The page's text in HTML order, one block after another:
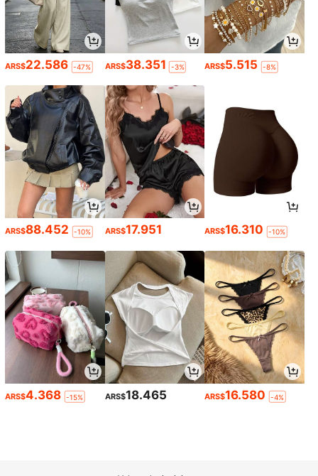
ARS$22.586 -47% ARS$38.351 -3% ARS$5.515 -8%
ARS$88.452 -10% ARS$17.951 ARS$16.310 -10%
ARS$4.368 -15% ARS$18.465 ARS$16.580 -4%